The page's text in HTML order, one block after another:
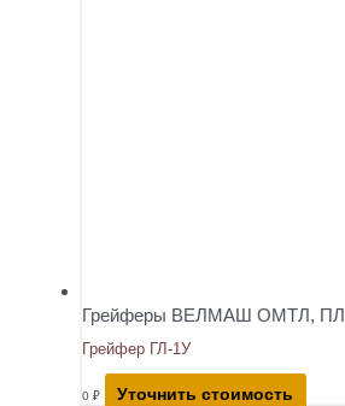
Грейферы ВЕЛМАШ ОМТЛ, ПЛ
Грейфер ГЛ-1У
0 ₽ Уточнить стоимость